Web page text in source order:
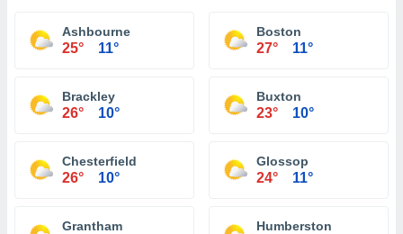
Ashbourne
25° 11°
Boston
27° 11°
Brackley
26° 10°
Buxton
23° 10°
Chesterfield
26° 10°
Glossop
24° 11°
Grantham Humberston